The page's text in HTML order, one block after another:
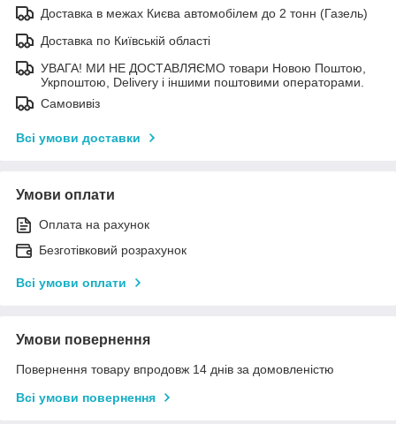
Доставка в межах Києва автомобілем до 2 тонн (Газель)
Доставка по Київській області
УВАГА! МИ НЕ ДОСТАВЛЯЄМО товари Новою Поштою,
Укрпоштою, Delivery і іншими поштовими операторами.
Самовивіз
Всі умови доставки
Умови оплати
Оплата на рахунок
Безготівковий розрахунок
Всі умови оплати
Умови повернення
Повернення товару впродовж 14 днів за домовленістю
Всі умови повернення